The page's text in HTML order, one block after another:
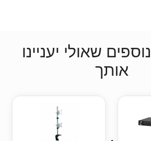
שאולי יעניינו
אותך